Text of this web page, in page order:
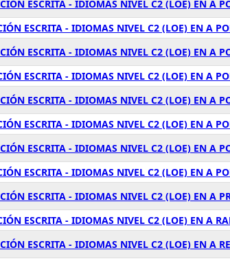
ESCRITA - IDIOMAS NIVEL C2 (LOE) EN A
ESCRITA - IDIOMAS NIVEL C2 (LOE) EN A
ESCRITA - IDIOMAS NIVEL C2 (LOE) EN A
ESCRITA - IDIOMAS NIVEL C2 (LOE) EN A
ESCRITA - IDIOMAS NIVEL C2 (LOE) EN A
ESCRITA - IDIOMAS NIVEL C2 (LOE) EN A
ESCRITA - IDIOMAS NIVEL C2 (LOE) EN A
ESCRITA - IDIOMAS NIVEL C2 (LOE) EN A
ESCRITA - IDIOMAS NIVEL C2 (LOE) EN A
ESCRITA - IDIOMAS NIVEL C2 (LOE) EN A
ESCRITA - IDIOMAS NIVEL C2 (LOE) EN A